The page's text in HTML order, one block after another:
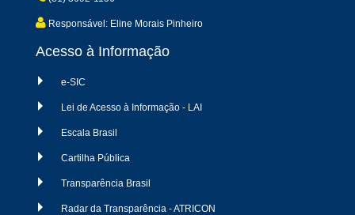
Responsável: Eline Morais Pinheiro
Acesso à Informação
e-SIC
Lei de Acesso à Informação - LAI
Escala Brasil
Cartilha Pública
Transparência Brasil
Radar da Transparência - ATRICON